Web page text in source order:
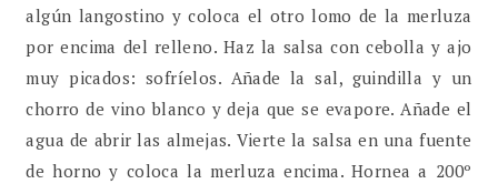
algún langostino y coloca el otro lomo de la merluza
por encima del relleno. Haz la salsa con cebolla y ajo
muy picados: sofríelos. Añade la sal, guindilla y un
chorro de vino blanco y deja que se evapore. Añade el
agua de abrir las almejas. Vierte la salsa en una fuente
de horno y coloca la merluza encima. Hornea a 200º